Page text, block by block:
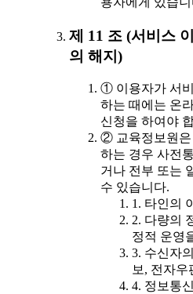
제 11 조 (서비스
의 해지)
① 이용자가 서
하는 때에는 온
신청을 하여야
② 교육정보원은
하는 경우 사전
거나 전부 또는
수 있습니다.
1. 타인의
2. 다량의
정적 운영
3. 수신자
보, 전자우
4. 정보통